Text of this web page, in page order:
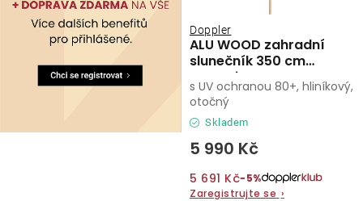
ALU WOOD zahradní
slunečník 350 cm
antracit
Doppler
Skladem
5 990 Kč
5 691 Kč−5%
Zaregistrujte se ›
s UV ochranou 80+, hliníkový,
otočný